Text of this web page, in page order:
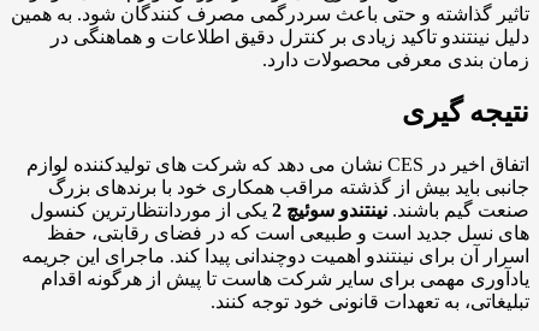
گذاشته و حتی باعث سردرگمی مصرف کنندگان شود. به همین
نینتندو تاکید زیادی بر کنترل دقیق اطلاعات و هماهنگی در
بندی معرفی محصولات دارد.
گیری
اتفاق اخیر در CES نشان می دهد که شرکت های تولیدکننده لوازم
باید بیش از گذشته مراقب همکاری خود با برندهای بزرگ
گیم باشند.نینتندو سوئیچ 2 یکی از موردانتظارترین کنسول
نسل جدید است و طبیعی است که در فضای رقابتی، حفظ
آن برای نینتندو اهمیت دوچندانی پیدا کند. ماجرای این جریمه
مهمی برای سایر شرکت هاست تا پیش از هرگونه اقدام
به تعهدات قانونی خود توجه کنند.